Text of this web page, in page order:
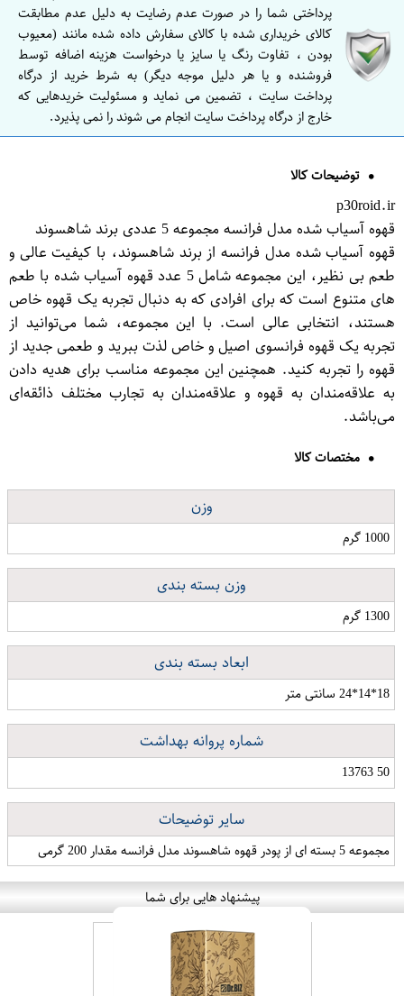
پرداختی شما را در صورت عدم رضایت به دلیل عدم مطابقت
کالای خریداری شده با کالای سفارش داده شده مانند (معیوب
بودن ، تفاوت رنگ یا سایز یا درخواست هزینه اضافه توسط
فروشنده و یا هر دلیل موجه دیگر) به شرط خرید از درگاه
پرداخت سایت ، تضمین می نماید و مسئولیت خریدهایی که
خارج از درگاه پرداخت سایت انجام می شوند را نمی پذیرد.
توضیحات کالا
p30roid.ir
قهوه آسیاب شده مدل فرانسه مجموعه 5 عددی برند شاهسوند
قهوه آسیاب شده مدل فرانسه از برند شاهسوند، با کیفیت عالی و
طعم بی نظیر، این مجموعه شامل 5 عدد قهوه آسیاب شده با طعم
های متنوع است که برای افرادی که به دنبال تجربه یک قهوه خاص
هستند، انتخابی عالی است. با این مجموعه، شما می‌توانید از
تجربه یک قهوه فرانسوی اصیل و خاص لذت ببرید و طعمی جدید از
قهوه را تجربه کنید. همچنین این مجموعه مناسب برای هدیه دادن
به علاقه‌مندان به قهوه و علاقه‌مندان به تجارب مختلف ذائقه‌ای
می‌باشد.
مختصات کالا
وزن
1000 گرم
وزن بسته بندی
1300 گرم
ابعاد بسته بندی
18*14*24 سانتی متر
شماره پروانه بهداشت
50 13763
سایر توضیحات
مجموعه 5 بسته ای از پودر قهوه شاهسوند مدل فرانسه مقدار 200 گرمی
پیشنهاد هایی برای شما